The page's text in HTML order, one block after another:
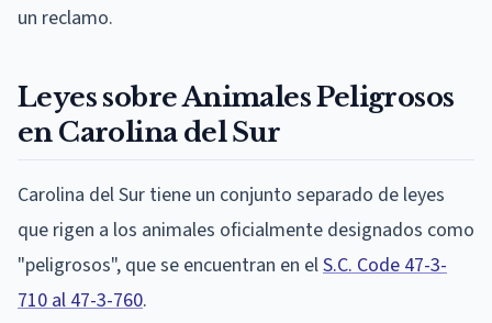
un reclamo.
Leyes sobre Animales Peligrosos
en Carolina del Sur
Carolina del Sur tiene un conjunto separado de leyes
que rigen a los animales oficialmente designados como
"peligrosos", que se encuentran en elS.C. Code 47-3-
710 al 47-3-760.